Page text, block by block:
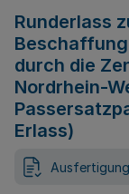
Runderlass
durch die
Nordrhein-
Erlass)